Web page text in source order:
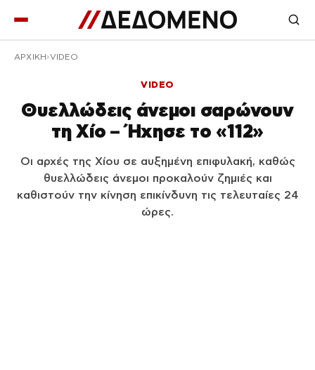
ΑΡΧΙΚΉ VIDEO
VIDEO
Θυελλώδεις άνεμοι σαρώνουν
τη Χίο – Ήχησε το «112»
Οι αρχές της Χίου σε αυξημένη επιφυλακή, καθώς
θυελλώδεις άνεμοι προκαλούν ζημιές και
καθιστούν την κίνηση επικίνδυνη τις τελευταίες 24
ώρες.